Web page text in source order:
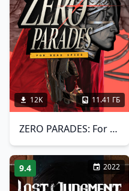
12K 11.41 ГБ
ZERO PARADES: For Dead Spies
9.4 2022